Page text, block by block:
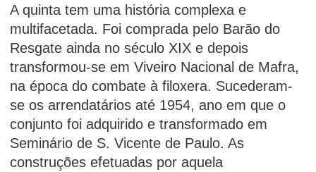
A quinta tem uma história complexa e
multifacetada. Foi comprada pelo Barão do
Resgate ainda no século XIX e depois
transformou-se em Viveiro Nacional de Mafra,
na época do combate à filoxera. Sucederam-
se os arrendatários até 1954, ano em que o
conjunto foi adquirido e transformado em
Seminário de S. Vicente de Paulo. As
construções efetuadas por aquela